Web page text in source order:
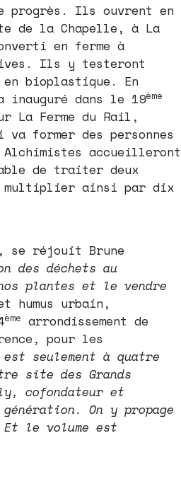
progrès. Ils ouvrent en
de la Chapelle, à La
en ferme à
Ils y testeront
bioplastique. En
inauguré dans le 19ème
La Ferme du Rail,
former des personnes
accueilleront
de traiter deux
multiplier ainsi par dix
, se réjouit Brune
des déchets au
plantes et le vendre
humus urbain,
ème arrondissement de
pour les
seulement à quatre
site des Grands
cofondateur et
On y propage
le volume est